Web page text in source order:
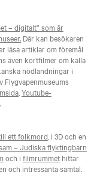
– digitalt” som är
Där kan besökaren
läsa artiklar om föremål
även kortfilmer om kalla
nödlandningar i
Flygvapenmuseums
, Youtube-
ett folkmord , i 3D och en
– Judiska flyktingbarn
och i filmrummethittar
och intressanta samtal.